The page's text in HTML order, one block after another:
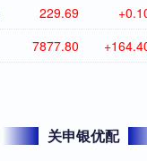
229.69
7877.80
关申银优配